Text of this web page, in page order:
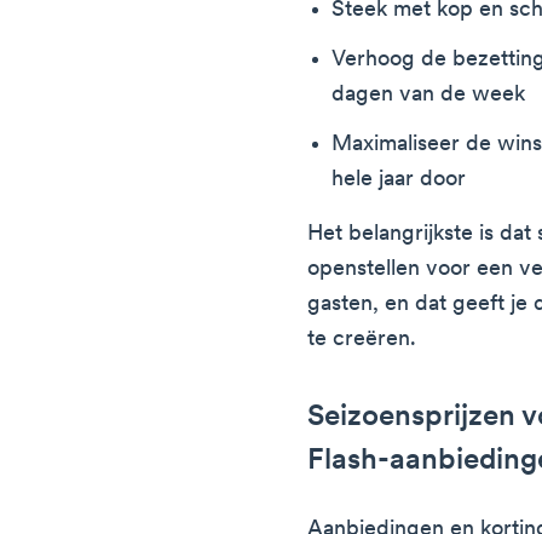
Steek met kop en
Verhoog de
dagen van de week
Maximaliseer de
hele jaar door
Het belangrijkste is dat
openstellen voor een
gasten, en dat geeft je
te creëren.
Seizoensprijzen
Flash-